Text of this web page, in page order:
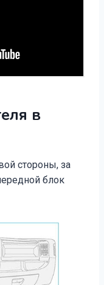
в
стороны, за
блок